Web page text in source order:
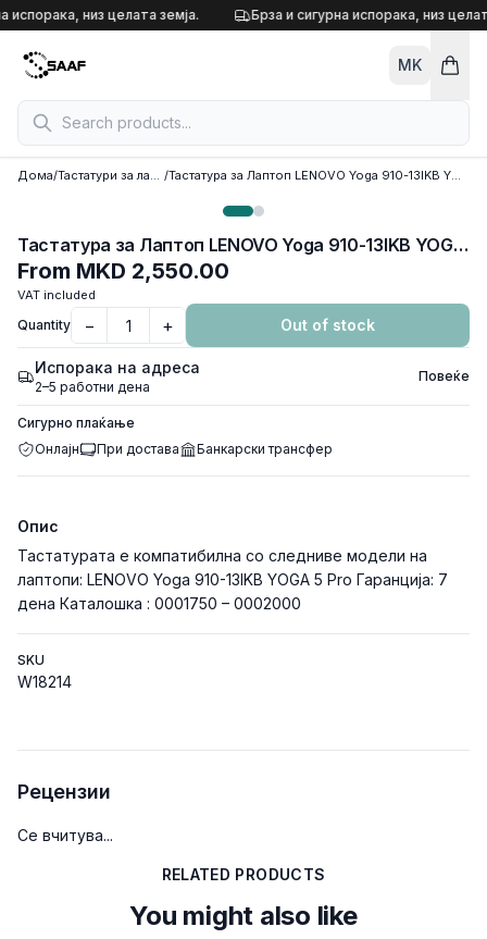
Skip to content
испорака, низ целата земја. Брза и сигурна испорака, низ
MK
Дома/ Тастатури за лаптоп / Тастатура за Лаптоп LENOVO Yoga 910-13IKB YOGA 5 Pro
Тастатура за Лаптоп LENOVO Yoga 910-13IKB YOGA 5 Pro
From MKD 2,550.00
VAT included
Quantity − + Out of stock
Испорака на адреса
2–5 работни дена
Повеќе
Сигурно плаќање
Онлајн
При достава Банкарски трансфер
Опис
Тастатурата е компатибилна со следниве модели на
лаптопи: LENOVO Yoga 910-13IKB YOGA 5 Pro Гаранција: 7
дена Каталошка : 0001750 – 0002000
SKU
W18214
Рецензии
Се вчитува...
RELATED PRODUCTS
You might also like